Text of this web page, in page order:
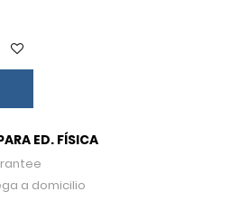
ED. FÍSICA
a domicilio